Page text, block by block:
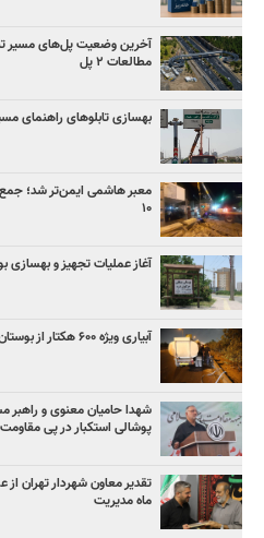
مطالعات ۲ پل
بهسازی تابلوهای راهنمای
معبر هاشمی ایمن‌تر شد؛
۱۰
آغاز عملیات تجهیز و
آبیاری ویژه ۶۰۰ هکتار از بوستان جنگلی سرخه‌حصار
شهدا حامیان معنوی و راهبر
پوشالی استکبار در پی
ماه مدیریت